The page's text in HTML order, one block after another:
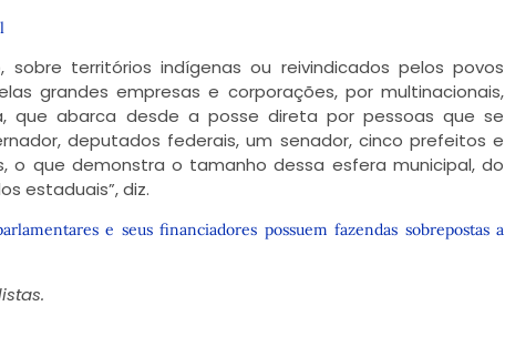
territórios indígenas ou reivindicados pelos povos
grandes empresas e corporações, por multinacionais,
que abarca desde a posse direta por pessoas que se
deputados federais, um senador, cinco prefeitos e
que demonstra o tamanho dessa esfera municipal, do
estaduais”, diz.
e seus financiadores possuem fazendas sobrepostas a